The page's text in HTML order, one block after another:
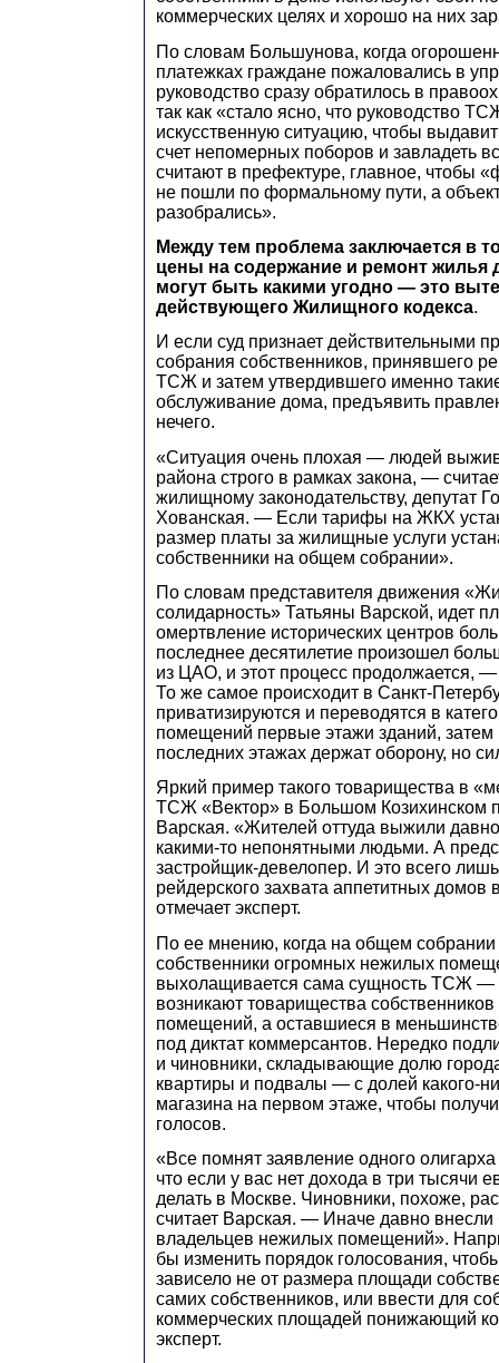
коммерческих целях и хорошо на них
По словам Большунова, когда
платежках граждане пожаловались в
руководство сразу обратилось в
так как «стало ясно, что руководство
искусственную ситуацию, чтобы
счет непомерных поборов и завладеть
считают в префектуре, главное, чтобы
не пошли по формальному пути, а
разобрались».
Между тем проблема заключается в
цены на содержание и ремонт жилья
могут быть какими угодно — это
действующего Жилищного кодекса.
И если суд признает действительными
собрания собственников, принявшего
ТСЖ и затем утвердившего именно
обслуживание дома, предъявить
нечего.
«Ситуация очень плохая — людей
района строго в рамках закона, —
жилищному законодательству, депутат
Хованская. — Если тарифы на ЖКХ
размер платы за жилищные услуги
собственники на общем собрании».
По словам представителя движения
солидарность» Татьяны Варской, идет
омертвление исторических центров
последнее десятилетие произошел
из ЦАО, и этот процесс продолжается,
То же самое происходит в Санкт-
приватизируются и переводятся в
помещений первые этажи зданий,
последних этажах держат оборону, но
Яркий пример такого товарищества в
ТСЖ «Вектор» в Большом Козихинском
Варская. «Жителей оттуда выжили
какими-то непонятными людьми. А
застройщик-девелопер. И это всего
рейдерского захвата аппетитных домов
отмечает эксперт.
По ее мнению, когда на общем собрании
собственники огромных нежилых
выхолащивается сама сущность ТСЖ —
возникают товарищества
помещений, а оставшиеся в
под диктат коммерсантов. Нередко
и чиновники, складывающие долю
квартиры и подвалы — с долей какого-
магазина на первом этаже, чтобы
голосов.
«Все помнят заявление одного олигарха
что если у вас нет дохода в три тысячи
делать в Москве. Чиновники, похоже,
считает Варская. — Иначе давно
владельцев нежилых помещений».
бы изменить порядок голосования,
зависело не от размера площади
самих собственников, или ввести для
коммерческих площадей понижающий
эксперт.